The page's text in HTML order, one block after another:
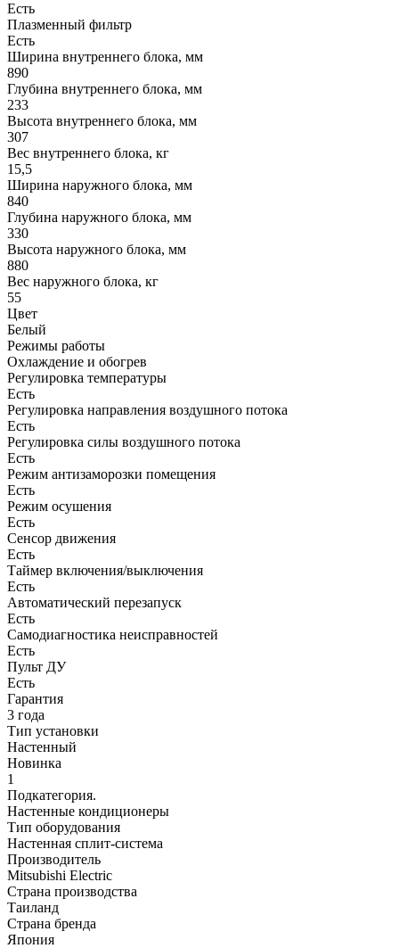
Есть
Плазменный фильтр
Есть
Ширина внутреннего блока, мм
890
Глубина внутреннего блока, мм
233
Высота внутреннего блока, мм
307
Вес внутреннего блока, кг
15,5
Ширина наружного блока, мм
840
Глубина наружного блока, мм
330
Высота наружного блока, мм
880
Вес наружного блока, кг
55
Цвет
Белый
Режимы работы
Охлаждение и обогрев
Регулировка температуры
Есть
Регулировка направления воздушного потока
Есть
Регулировка силы воздушного потока
Есть
Режим антизаморозки помещения
Есть
Режим осушения
Есть
Сенсор движения
Есть
Таймер включения/выключения
Есть
Автоматический перезапуск
Есть
Самодиагностика неисправностей
Есть
Пульт ДУ
Есть
Гарантия
3 года
Тип установки
Настенный
Новинка
1
Подкатегория.
Настенные кондиционеры
Тип оборудования
Настенная сплит-система
Производитель
Mitsubishi Electric
Страна производства
Таиланд
Страна бренда
Япония